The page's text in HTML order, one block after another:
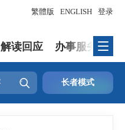
登录
繁體版 ENGLISH
解读回应 办事服务
 长者模式